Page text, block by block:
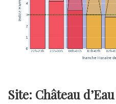
Site: Château